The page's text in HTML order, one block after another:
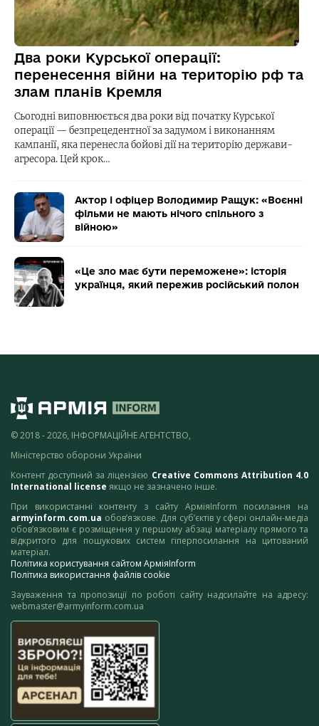
Два роки Курської операції:
перенесення війни на територію рф та
злам планів Кремля
Сьогодні виповнюється два роки від початку Курської
операції — безпрецедентної за задумом і виконанням
кампанії, яка перенесла бойові дії на територію держави-
агресора. Цей крок…
Актор і офіцер Володимир Ращук: «Воєнні
фільми не мають нічого спільного з
війною»
«Це зло має бути переможене»: історія
українця, який пережив російський полон
© 2018 - 2026, ІНФОРМАЦІЙНЕ АГЕНТСТВО,
Міністерство оборони України
Контент доступний за ліцензією Creative Commons Attribution 4.0
International license якщо не зазначено інше.
При використанні контенту з сайту АрміяInform посилання на
armyinform.com.ua обов’язкове. Для суб’єктів у сфері онлайн-медіа
обов’язковим є розміщення у першому абзаці матеріалу прямого та
відкритого для пошукових систем гіперпосилання на цитований
матеріал.
Політика користування сайтом АрміяInform
Політика використання файлів cookie
Зауваження та пропозиції по роботі сайту надсилайте на адресу:
webmaster@armyinform.com.ua